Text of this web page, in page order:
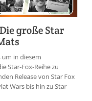
große Star
in diesem
Star-Fox-Reihe zu
Release von Star Fox
Wars bis hin zu Star